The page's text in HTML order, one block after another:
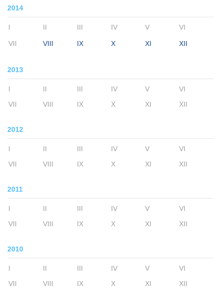
2014
I II III IV V VI
VII VIII IX X XI XII
2013
I II III IV V
VI
VII
VIII IX X XI XII
2012
I II III IV V
VI
VII
VIII IX X XI XII
2011
I II III IV V
VI
VII
VIII IX X XI XII
2010
I II III IV V
VI
VII
VIII IX X XI XII